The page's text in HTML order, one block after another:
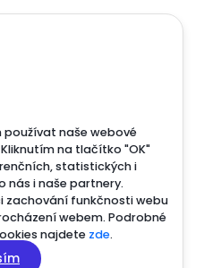
používat naše webové
na tlačítko "OK"
statistických i
nás i naše partnery.
zachování funkčnosti webu
webem. Podrobné
najdete zde.